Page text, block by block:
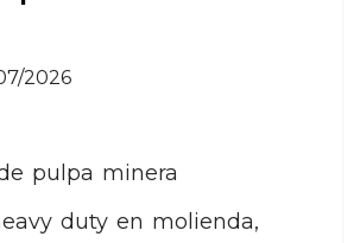
2026
pulpa minera
duty en molienda,